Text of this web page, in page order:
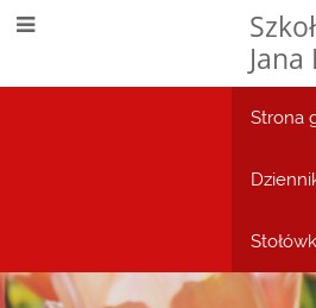
Strona